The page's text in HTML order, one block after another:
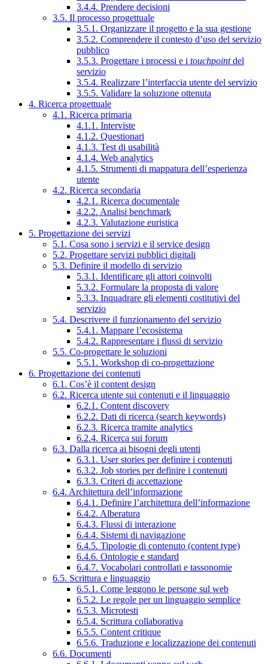
3.4.4. Prendere decisioni
3.5. Il processo progettuale
3.5.1. Organizzare il progetto e la sua gestione
3.5.2. Comprendere il contesto d’uso del servizio
pubblico
3.5.3. Progettare i processi e i touchpointdel
servizio
3.5.4. Realizzare l’interfaccia utente del servizio
3.5.5. Validare la soluzione ottenuta
4. Ricerca progettuale
4.1. Ricerca primaria
4.1.1. Interviste
4.1.2. Questionari
4.1.3. Test di usabilità
4.1.4. Web analytics
4.1.5. Strumenti di mappatura dell’esperienza
utente
4.2. Ricerca secondaria
4.2.1. Ricerca documentale
4.2.2. Analisi benchmark
4.2.3. Valutazione euristica
5. Progettazione dei servizi
5.1. Cosa sono i servizi e il service design
5.2. Progettare servizi pubblici digitali
5.3. Definire il modello di servizio
5.3.1. Identificare gli attori coinvolti
5.3.2. Formulare la proposta di valore
5.3.3. Inquadrare gli elementi costitutivi del
servizio
5.4. Descrivere il funzionamento del servizio
5.4.1. Mappare l’ecosistema
5.4.2. Rappresentare i flussi di servizio
5.5. Co-progettare le soluzioni
5.5.1. Workshop di co-progettazione
6. Progettazione dei contenuti
6.1. Cos’è il content design
6.2. Ricerca utente sui contenuti e il linguaggio
6.2.1. Content discovery
6.2.2. Dati di ricerca (search keywords)
6.2.3. Ricerca tramite analytics
6.2.4. Ricerca sui forum
6.3. Dalla ricerca ai bisogni degli utenti
6.3.1. User stories per definire i contenuti
6.3.2. Job stories per definire i contenuti
6.3.3. Criteri di accettazione
6.4. Architettura dell’informazione
6.4.1. Definire l’architettura dell’informazione
6.4.2. Alberatura
6.4.3. Flussi di interazione
6.4.4. Sistemi di navigazione
6.4.5. Tipologie di contenuto (content type)
6.4.6. Ontologie e standard
6.4.7. Vocabolari controllati e tassonomie
6.5. Scrittura e linguaggio
6.5.1. Come leggono le persone sul web
6.5.2. Le regole per un linguaggio semplice
6.5.3. Microtesti
6.5.4. Scrittura collaborativa
6.5.5. Content critique
6.5.6. Traduzione e localizzazione dei contenuti
6.6. Documenti